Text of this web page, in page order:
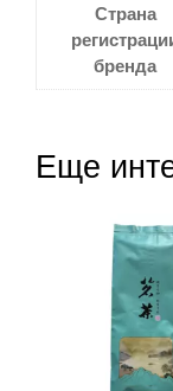
Страна
бренда
Еще